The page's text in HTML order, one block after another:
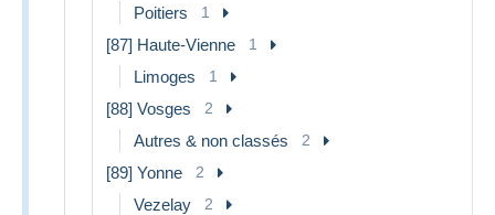
Poitiers 1
[87] Haute-Vienne 1
Limoges 1
[88] Vosges 2
Autres & non classés 2
[89] Yonne 2
Vezelay 2